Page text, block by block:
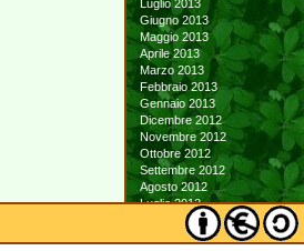
Luglio 2013
Giugno 2013
Maggio 2013
Aprile 2013
Marzo 2013
Febbraio 2013
Gennaio 2013
Dicembre 2012
Novembre 2012
Ottobre 2012
Settembre 2012
Agosto 2012
Luglio 2012
Giugno 2012
Maggio 2012